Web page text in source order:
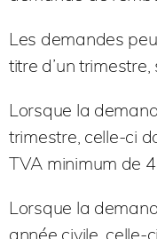
Les demandes
titre d’un trimestre,
Lorsque la
trimestre, celle-ci
TVA minimum de 4
Lorsque la
année civile,